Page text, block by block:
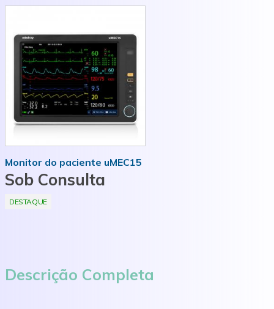
Monitor do paciente uMEC15
Sob Consulta
DESTAQUE
Descrição Completa